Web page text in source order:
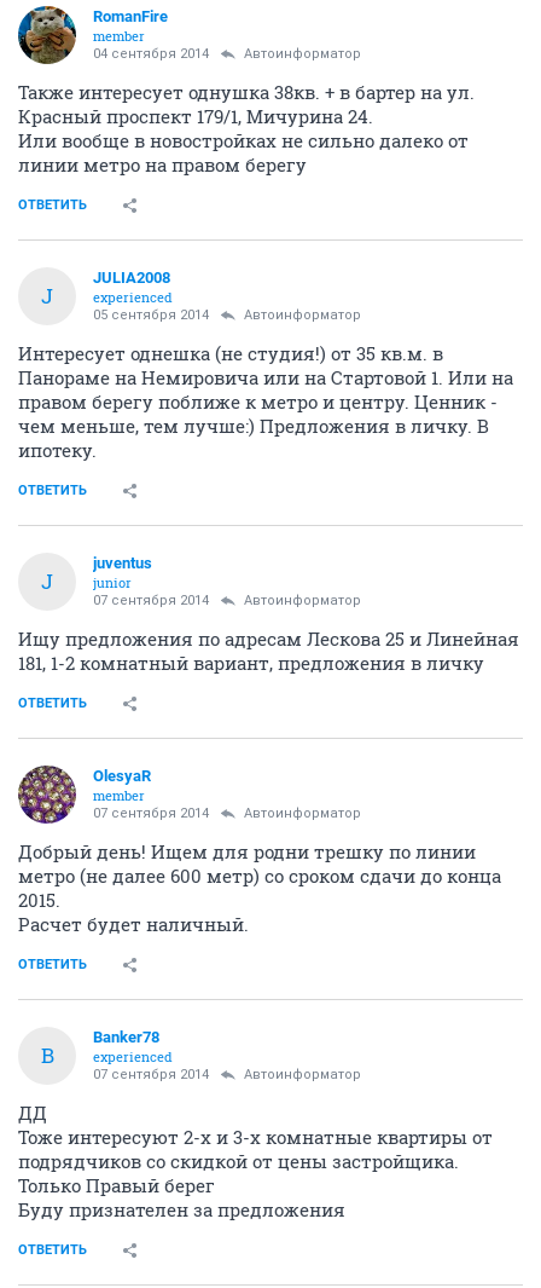
RomanFire
member
04 сентября 2014 Автоинформатор
Также интересует однушка 38кв. + в бартер на ул.
Красный проспект 179/1, Мичурина 24.
Или вообще в новостройках не сильно далеко от
линии метро на правом берегу
ОТВЕТИТЬ
J
JULIA2008
experienced
05 сентября 2014 Автоинформатор
Интересует однешка (не студия!) от 35 кв.м. в
Панораме на Немировича или на Стартовой 1. Или на
правом берегу поближе к метро и центру. Ценник -
чем меньше, тем лучше:) Предложения в личку. В
ипотеку.
ОТВЕТИТЬ
J
juventus
junior
07 сентября 2014 Автоинформатор
Ищу предложения по адресам Лескова 25 и Линейная
181, 1-2 комнатный вариант, предложения в личку
ОТВЕТИТЬ
OlesyaR
member
07 сентября 2014 Автоинформатор
Добрый день! Ищем для родни трешку по линии
метро (не далее 600 метр) со сроком сдачи до конца
2015.
Расчет будет наличный.
ОТВЕТИТЬ
B
Banker78
experienced
07 сентября 2014 Автоинформатор
ДД
Тоже интересуют 2-х и 3-х комнатные квартиры от
подрядчиков со скидкой от цены застройщика.
Только Правый берег
Буду признателен за предложения
ОТВЕТИТЬ